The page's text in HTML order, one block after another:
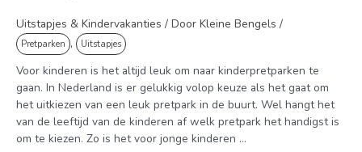
Uitstapjes & Kindervakanties / Door Kleine Bengels /
Pretparken , Uitstapjes
Voor kinderen is het altijd leuk om naar kinderpretparken te
gaan. In Nederland is er gelukkig volop keuze als het gaat om
het uitkiezen van een leuk pretpark in de buurt. Wel hangt het
van de leeftijd van de kinderen af welk pretpark het handigst is
om te kiezen. Zo is het voor jonge kinderen …